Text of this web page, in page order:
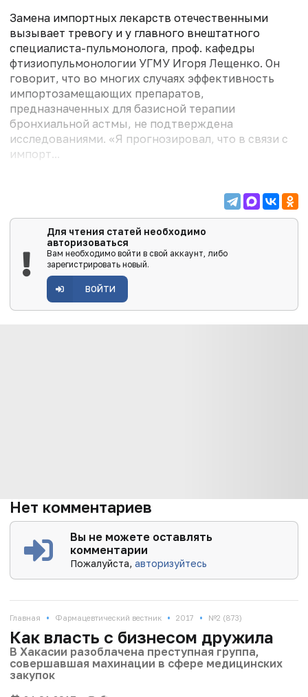
Замена импортных лекарств отечественными
вызывает тревогу и у главного внештатного
специалиста-пульмонолога, проф. кафедры
фтизиопульмонологии УГМУ Игоря Лещенко. Он
говорит, что во многих случаях эффективность
импортозамещающих препаратов,
предназначенных для базисной терапии
бронхиальной астмы, не подтверждена
исследованиями. «Я прогнозировал, что в связи с
импорт...
Для чтения статей необходимо
авторизоваться
Вам необходимо войти в свой аккаунт, либо
зарегистрировать новый.
ВОЙТИ
Нет комментариев
Вы не можете оставлять
комментарии
Пожалуйста,авторизуйтесь
Главная • Фармацевтический вестник • 2017 • №2 (873)
Как власть с бизнесом дружила
В Хакасии разоблачена преступная группа,
совершавшая махинации в сфере медицинских
закупок